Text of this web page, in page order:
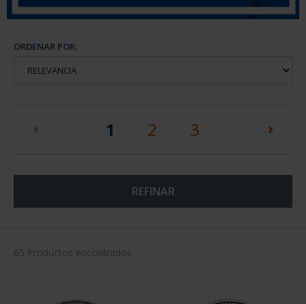
ORDENAR POR:
1 (current)
2 3
REFINAR
65 Productos encontrados